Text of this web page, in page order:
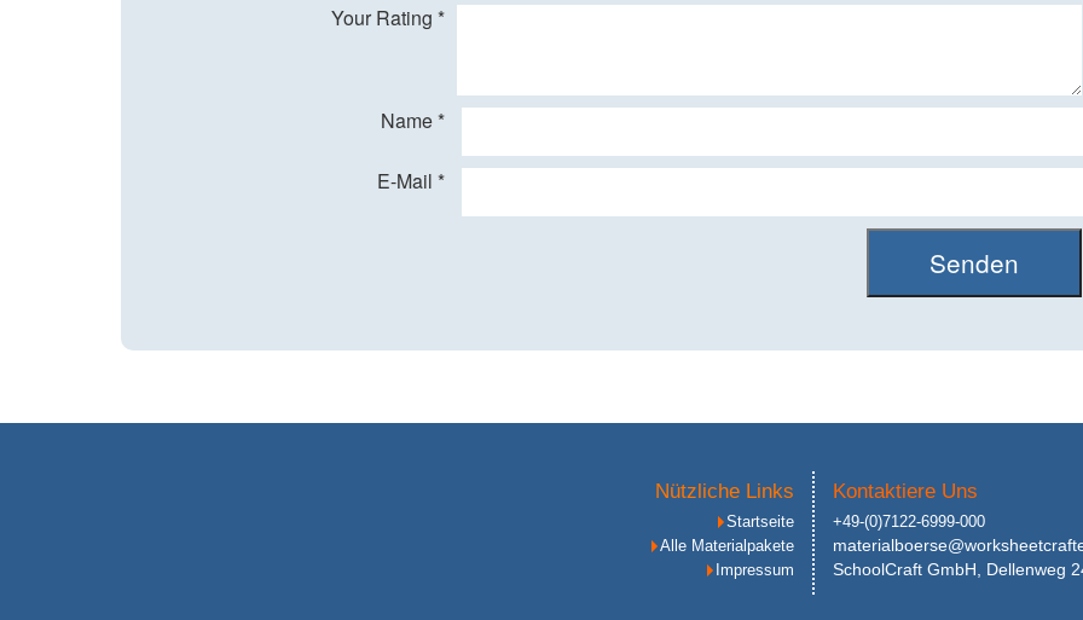
Your Rating *
Name *
E-Mail *
Nützliche Links
Startseite
Alle Materialpakete
Impressum
Kontaktiere Uns
+49-(0)7122-6999-000
SchoolCraft GmbH, Dellenweg